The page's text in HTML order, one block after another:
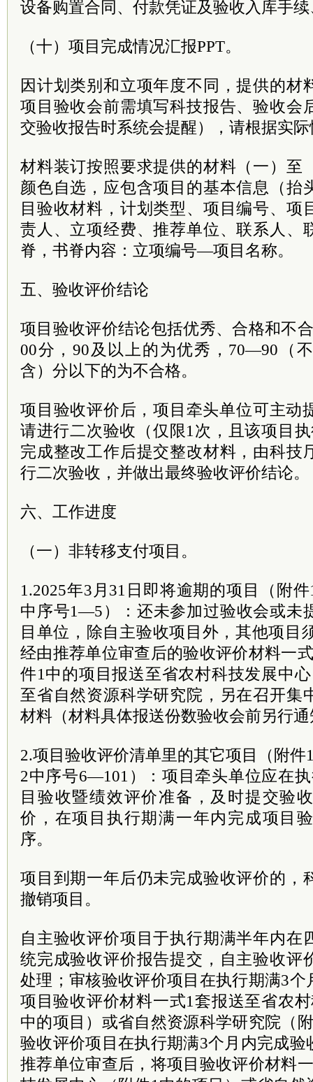
设备购置合同、付款凭证及验收入库手
（十）项目完成情况汇报PPT。
因计划类别和立项年度不同，提供的材
项目验收会前需填写科技报告、验收会
交验收报告时系统会提醒），请根据实
材料装订按照要求提供的材料（一）至
颜色自选，应包含项目的基本信息（抬
目验收材料，计划类型、项目编号、项
责人、立项经费、推荐单位、联系人、
脊，书脊内容：立项编号—项目名称。
五、验收评价结论
项目验收评价结论包括优秀、合格和不
00分，90及以上的为优秀，70—90（
含）分以下的为不合格。
项目验收评价后，项目牵头单位可主动
请进行二次验收（仅限1次，且该项目
完成整改工作后提交整改材料，由科技
行二次验收，并做出最终验收评价结论。
六、工作进度
（一）非转移支付项目。
1.2025年3月31日即将逾期的项目（附
中序号1—5）：还未参加过验收会或未
目单位，除自主验收项目外，其他项目
经由推荐单位审查后的验收评价材料一
件1中的项目报送至省农村科技发展中
至省自然资源科学研究院，另在召开集
材料（材料具体报送份数验收会前另行
2.项目验收评价清单里的其它项目（附
2中序号6—101）：项目牵头单位应在
目验收暨绩效评价准备，及时提交验
价，在项目执行期满一年内完成项目
序。
项目到期一年后仍未完成验收评价的，
撤销项目。
自主验收评价项目于执行期满半年内在
统完成验收评价报告提交，自主验收评
处理；审核验收评价项目在执行期满3
项目验收评价材料一式1套报送至省农
中的项目）或省自然资源科学研究院（
验收评价项目在执行期满3个月内完成
推荐单位审查后，将项目验收评价材料